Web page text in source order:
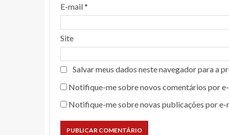
E-mail*
Site
Salvar meus dados neste navegador para a
Notifique-me sobre novos comentários por
Notifique-me sobre novas publicações por e-